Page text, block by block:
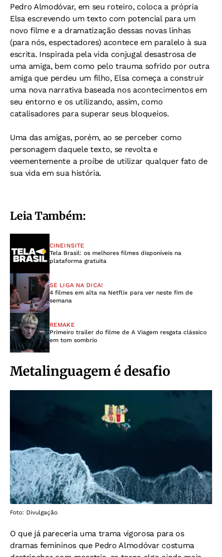
Pedro Almodóvar, em seu roteiro, coloca a própria
Elsa escrevendo um texto com potencial para um
novo filme e a dramatização dessas novas linhas
(para nós, espectadores) acontece em paralelo à sua
escrita. Inspirada pela vida conjugal desastrosa de
uma amiga, bem como pelo trauma sofrido por outra
amiga que perdeu um filho, Elsa começa a construir
uma nova narrativa baseada nos acontecimentos em
seu entorno e os utilizando, assim, como
catalisadores para superar seus bloqueios.
Uma das amigas, porém, ao se perceber como
personagem daquele texto, se revolta e
veementemente a proíbe de utilizar qualquer fato de
sua vida em sua história.
Leia Também:
CINEINSITE
Tela Brasil: os melhores filmes disponíveis na
plataforma gratuita
SE LIGA NA DICA!
4 filmes em alta na Netflix para ver neste fim de
semana
REMAKE
Primeiro trailer do filme de A Viagem resgata clássico
em tom sombrio
Metalinguagem é desafio
Foto: Divulgação
O que já pareceria uma trama vigorosa para os
dramas femininos que Pedro Almodóvar costuma